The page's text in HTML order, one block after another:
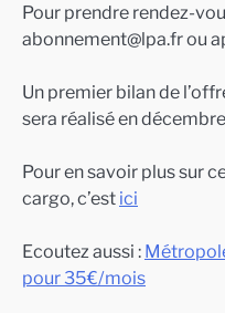
Pour prendre rendez-
abonnement@lpa.fr ou
Un premier bilan de
sera réalisé en
Pour en savoir plus sur
cargo, c’est ici
Ecoutez aussi :
pour 35€/mois